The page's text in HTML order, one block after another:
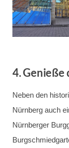
4.
Neben den
Nürnberg auch
Nürnberger